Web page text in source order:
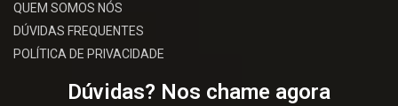
QUEM SOMOS NÓS
DÚVIDAS FREQUENTES
POLÍTICA DE PRIVACIDADE
Dúvidas? Nos chame agora